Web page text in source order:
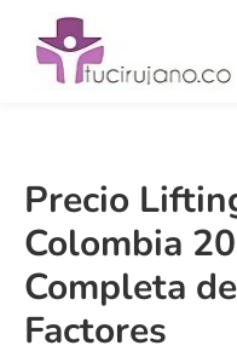
Precio
Colombia
Completa
Factores